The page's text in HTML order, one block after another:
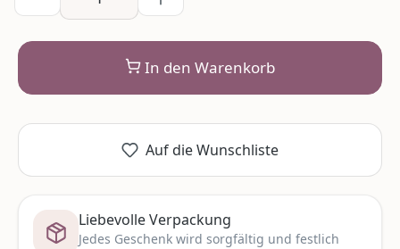
In den Warenkorb
Auf die Wunschliste
Liebevolle Verpackung
Jedes Geschenk wird sorgfältig und festlich